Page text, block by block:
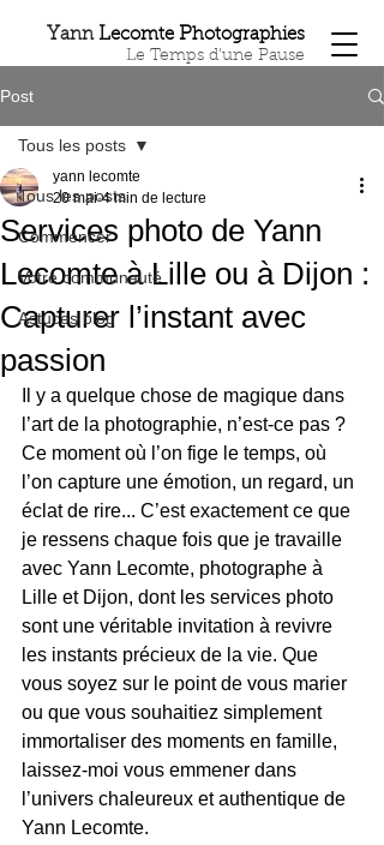
Yann Lecomte Photographies
Le Temps d'une Pause
Post
Tous les posts
Commencer
Votre communauté
Astuces blog
Tous les posts
Services photo de Yann
Lecomte à Lille ou à Dijon :
Capturer l’instant avec
passion
yann lecomte
20 mai 4 min de lecture
Il y a quelque chose de magique dans
l’art de la photographie, n’est-ce pas ?
Ce moment où l’on fige le temps, où
l’on capture une émotion, un regard, un
éclat de rire... C’est exactement ce que
je ressens chaque fois que je travaille
avec Yann Lecomte, photographe à
Lille et Dijon, dont les services photo
sont une véritable invitation à revivre
les instants précieux de la vie. Que
vous soyez sur le point de vous marier
ou que vous souhaitiez simplement
immortaliser des moments en famille,
laissez-moi vous emmener dans
l’univers chaleureux et authentique de
Yann Lecomte.